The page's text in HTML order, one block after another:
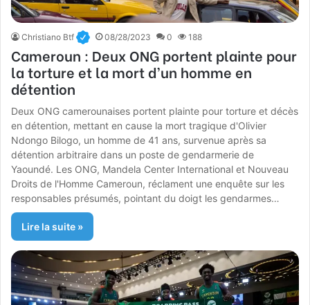
Christiano Btf 08/28/2023 0 188
Cameroun : Deux ONG portent plainte pour
la torture et la mort d’un homme en
détention
Deux ONG camerounaises portent plainte pour torture et décès
en détention, mettant en cause la mort tragique d'Olivier
Ndongo Bilogo, un homme de 41 ans, survenue après sa
détention arbitraire dans un poste de gendarmerie de
Yaoundé. Les ONG, Mandela Center International et Nouveau
Droits de l'Homme Cameroun, réclament une enquête sur les
responsables présumés, pointant du doigt les gendarmes…
Lire la suite »